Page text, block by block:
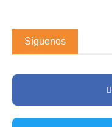
Síguenos